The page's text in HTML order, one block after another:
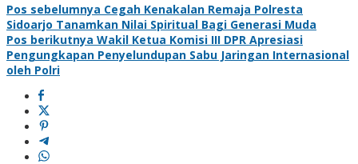
Pos sebelumnya Cegah Kenakalan Remaja Polresta
Sidoarjo Tanamkan Nilai Spiritual Bagi Generasi Muda
Pos berikutnya Wakil Ketua Komisi III DPR Apresiasi
Pengungkapan Penyelundupan Sabu Jaringan Internasional
oleh Polri